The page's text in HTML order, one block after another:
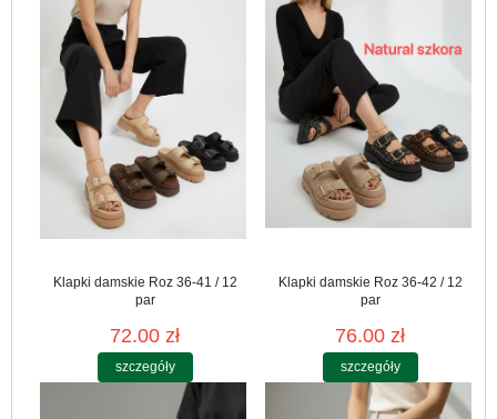
Klapki damskie Roz 36-41 / 12
par
72.00 zł
szczegóły
Klapki damskie Roz 36-42 / 12
par
76.00 zł
szczegóły